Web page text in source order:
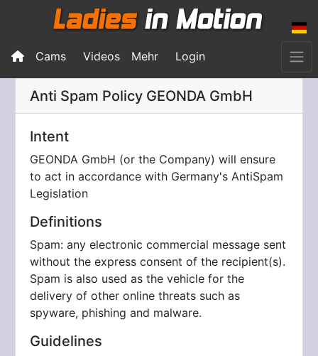
Cams Videos Mehr Login
Anti Spam Policy GEONDA GmbH
Intent
GEONDA GmbH (or the Company) will ensure
to act in accordance with Germany's AntiSpam
Legislation
Definitions
Spam: any electronic commercial message sent
without the express consent of the recipient(s).
Spam is also used as the vehicle for the
delivery of other online threats such as
spyware, phishing and malware.
Guidelines